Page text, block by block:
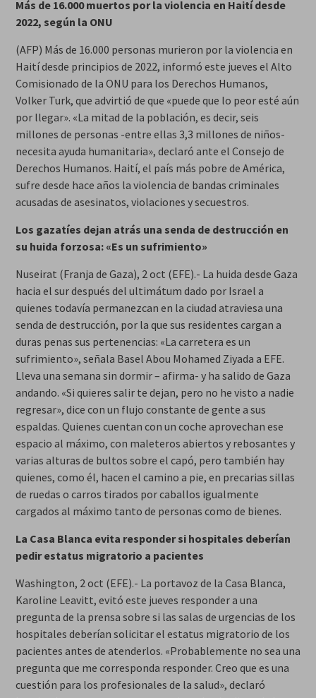
Más de 16.000 muertos por la violencia en Haití desde
2022, según la ONU
(AFP) Más de 16.000 personas murieron por la violencia en
Haití desde principios de 2022, informó este jueves el Alto
Comisionado de la ONU para los Derechos Humanos,
Volker Turk, que advirtió de que «puede que lo peor esté aún
por llegar». «La mitad de la población, es decir, seis
millones de personas -entre ellas 3,3 millones de niños-
necesita ayuda humanitaria», declaró ante el Consejo de
Derechos Humanos. Haití, el país más pobre de América,
sufre desde hace años la violencia de bandas criminales
acusadas de asesinatos, violaciones y secuestros.
Los gazatíes dejan atrás una senda de destrucción en
su huida forzosa: «Es un sufrimiento»
Nuseirat (Franja de Gaza), 2 oct (EFE).- La huida desde Gaza
hacia el sur después del ultimátum dado por Israel a
quienes todavía permanezcan en la ciudad atraviesa una
senda de destrucción, por la que sus residentes cargan a
duras penas sus pertenencias: «La carretera es un
sufrimiento», señala Basel Abou Mohamed Ziyada a EFE.
Lleva una semana sin dormir – afirma- y ha salido de Gaza
andando. «Si quieres salir te dejan, pero no he visto a nadie
regresar», dice con un flujo constante de gente a sus
espaldas. Quienes cuentan con un coche aprovechan ese
espacio al máximo, con maleteros abiertos y rebosantes y
varias alturas de bultos sobre el capó, pero también hay
quienes, como él, hacen el camino a pie, en precarias sillas
de ruedas o carros tirados por caballos igualmente
cargados al máximo tanto de personas como de bienes.
La Casa Blanca evita responder si hospitales deberían
pedir estatus migratorio a pacientes
Washington, 2 oct (EFE).- La portavoz de la Casa Blanca,
Karoline Leavitt, evitó este jueves responder a una
pregunta de la prensa sobre si las salas de urgencias de los
hospitales deberían solicitar el estatus migratorio de los
pacientes antes de atenderlos. «Probablemente no sea una
pregunta que me corresponda responder. Creo que es una
cuestión para los profesionales de la salud», declaró